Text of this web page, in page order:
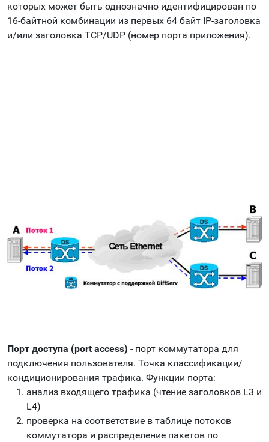
которых может быть однозначно идентифицирован по
16-байтной комбинации из первых 64 байт IP-заголовка
и/или заголовка TCP/UDP (номер порта приложения).
Порт доступа (port access) - порт коммутатора для
подключения пользователя. Точка классификации/
кондиционирования трафика. Функции порта:
анализ входящего трафика (чтение заголовков L3 и
L4)
проверка на соответствие в таблице потоков
коммутатора и распределение пакетов по